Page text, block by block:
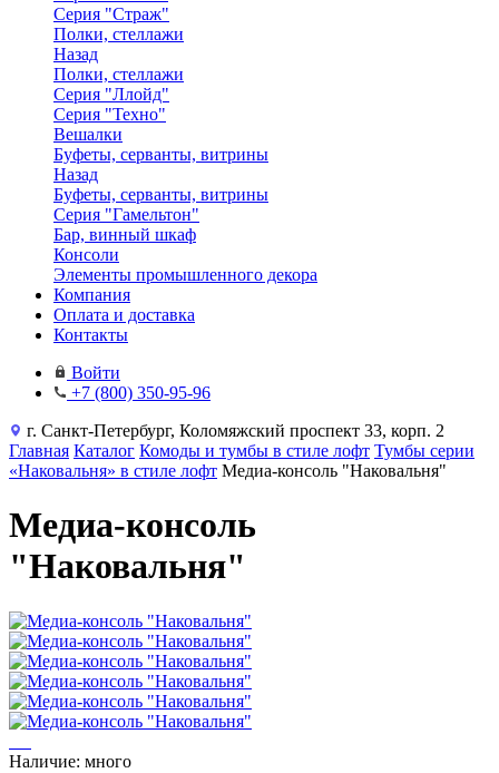
Серия "Страж"
Полки, стеллажи
Назад
Полки, стеллажи
Серия "Ллойд"
Серия "Техно"
Вешалки
Буфеты, серванты, витрины
Назад
Буфеты, серванты, витрины
Серия "Гамельтон"
Бар, винный шкаф
Консоли
Элементы промышленного декора
Компания
Оплата и доставка
Контакты
Войти
+7 (800) 350-95-96
г. Санкт-Петербург, Коломяжский проспект 33, корп. 2
Главная Каталог Комоды и тумбы в стиле лофт Тумбы серии
«Наковальня» в стиле лофт Медиа-консоль "Наковальня"
Медиа-консоль
"Наковальня"
Наличие: много